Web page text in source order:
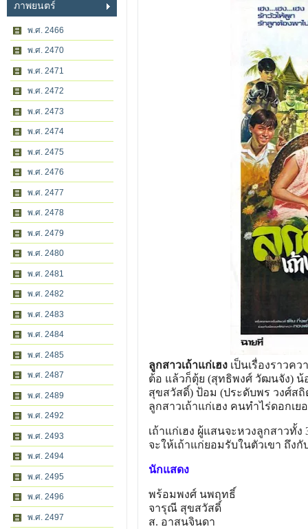
ภาพยนตร์
พ.ศ. 2466
พ.ศ. 2470
พ.ศ. 2471
พ.ศ. 2472
พ.ศ. 2473
พ.ศ. 2474
พ.ศ. 2475
พ.ศ. 2476
พ.ศ. 2477
พ.ศ. 2478
พ.ศ. 2479
พ.ศ. 2480
พ.ศ. 2481
พ.ศ. 2482
พ.ศ. 2483
พ.ศ. 2484
พ.ศ. 2485
พ.ศ. 2487
พ.ศ. 2489
พ.ศ. 2492
พ.ศ. 2493
พ.ศ. 2494
พ.ศ. 2495
พ.ศ. 2496
พ.ศ. 2497
ลูกสาวเถ้าแก่เฮง เป็นเรื่องราว​ค
ต้อ ​แล้ว​ก็ตุ้ย (สุทธิพงศ์ วัฒนจัง) น้
สุขสวัสดิ์) ป้อม (ประดับพร วงศ์ส
ลูกสาว​เถ้า​แก่​เฮง คน​ทำ​ไร่ดอก​เ
เถ้า​แก่​เฮง ​ผู้​แสนจะหวงลูกสาว​ทั้
จะ​ให้​เถ้า​แก่ยอมรับ​ในตัว​เขา ​ถึง
นักแสดง
พร้อมพงศ์ นพฤทธิ์
จารุณี สุขสวัสดิ์
ส. อาสนจินดา